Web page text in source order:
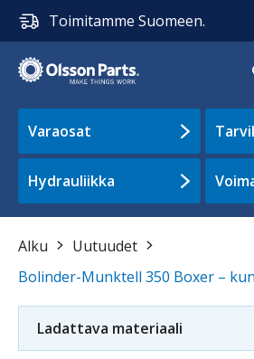
Toimitamme Suomeen.
Varaosat
Hydrauliikka
Alku
Uutuudet
Bolinder-Munktell 350 Boxer –
Ladattava materiaali